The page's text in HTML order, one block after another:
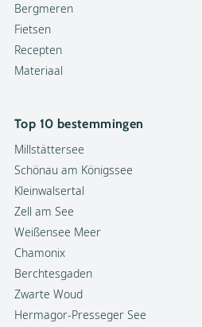
Bergmeren
Fietsen
Recepten
Materiaal
Top 10 bestemmingen
Millstättersee
Schönau am Königssee
Kleinwalsertal
Zell am See
Weißensee Meer
Chamonix
Berchtesgaden
Zwarte Woud
Hermagor-Presseger See